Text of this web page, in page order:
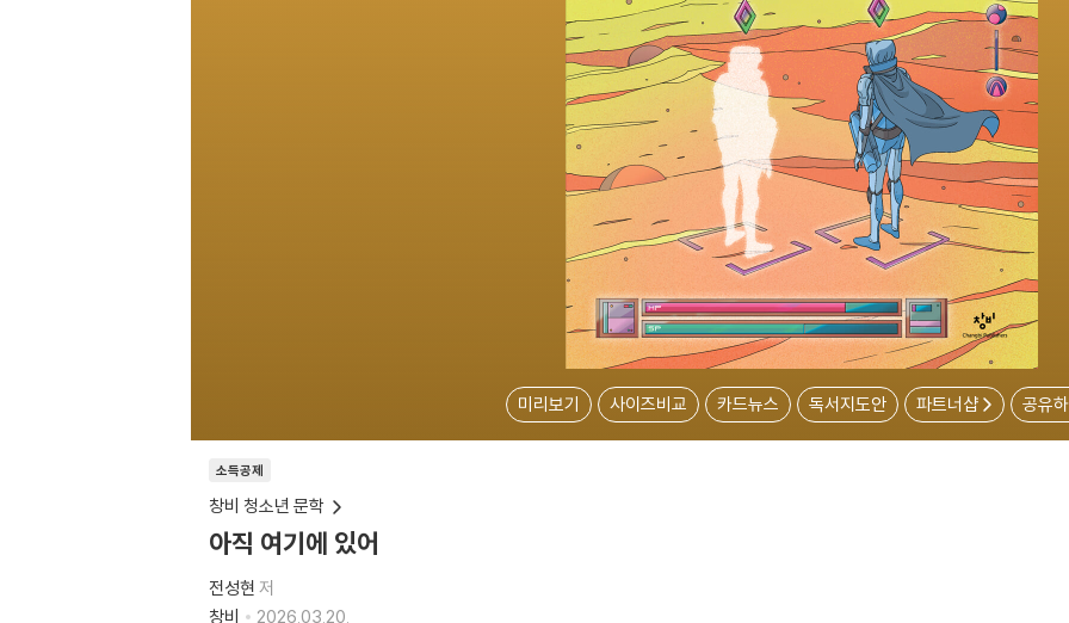
미리보기 사이즈비교 카드뉴스 독서지도안 파트너샵 공유
소득공제
창비 청소년 문학
아직 여기에 있어
전성현 저
창비
2026.03.20.